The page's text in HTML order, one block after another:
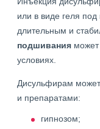
или в виде геля
длительным и
подшивания
условиях.
Дисульфирам
и препаратами:
гипнозом;